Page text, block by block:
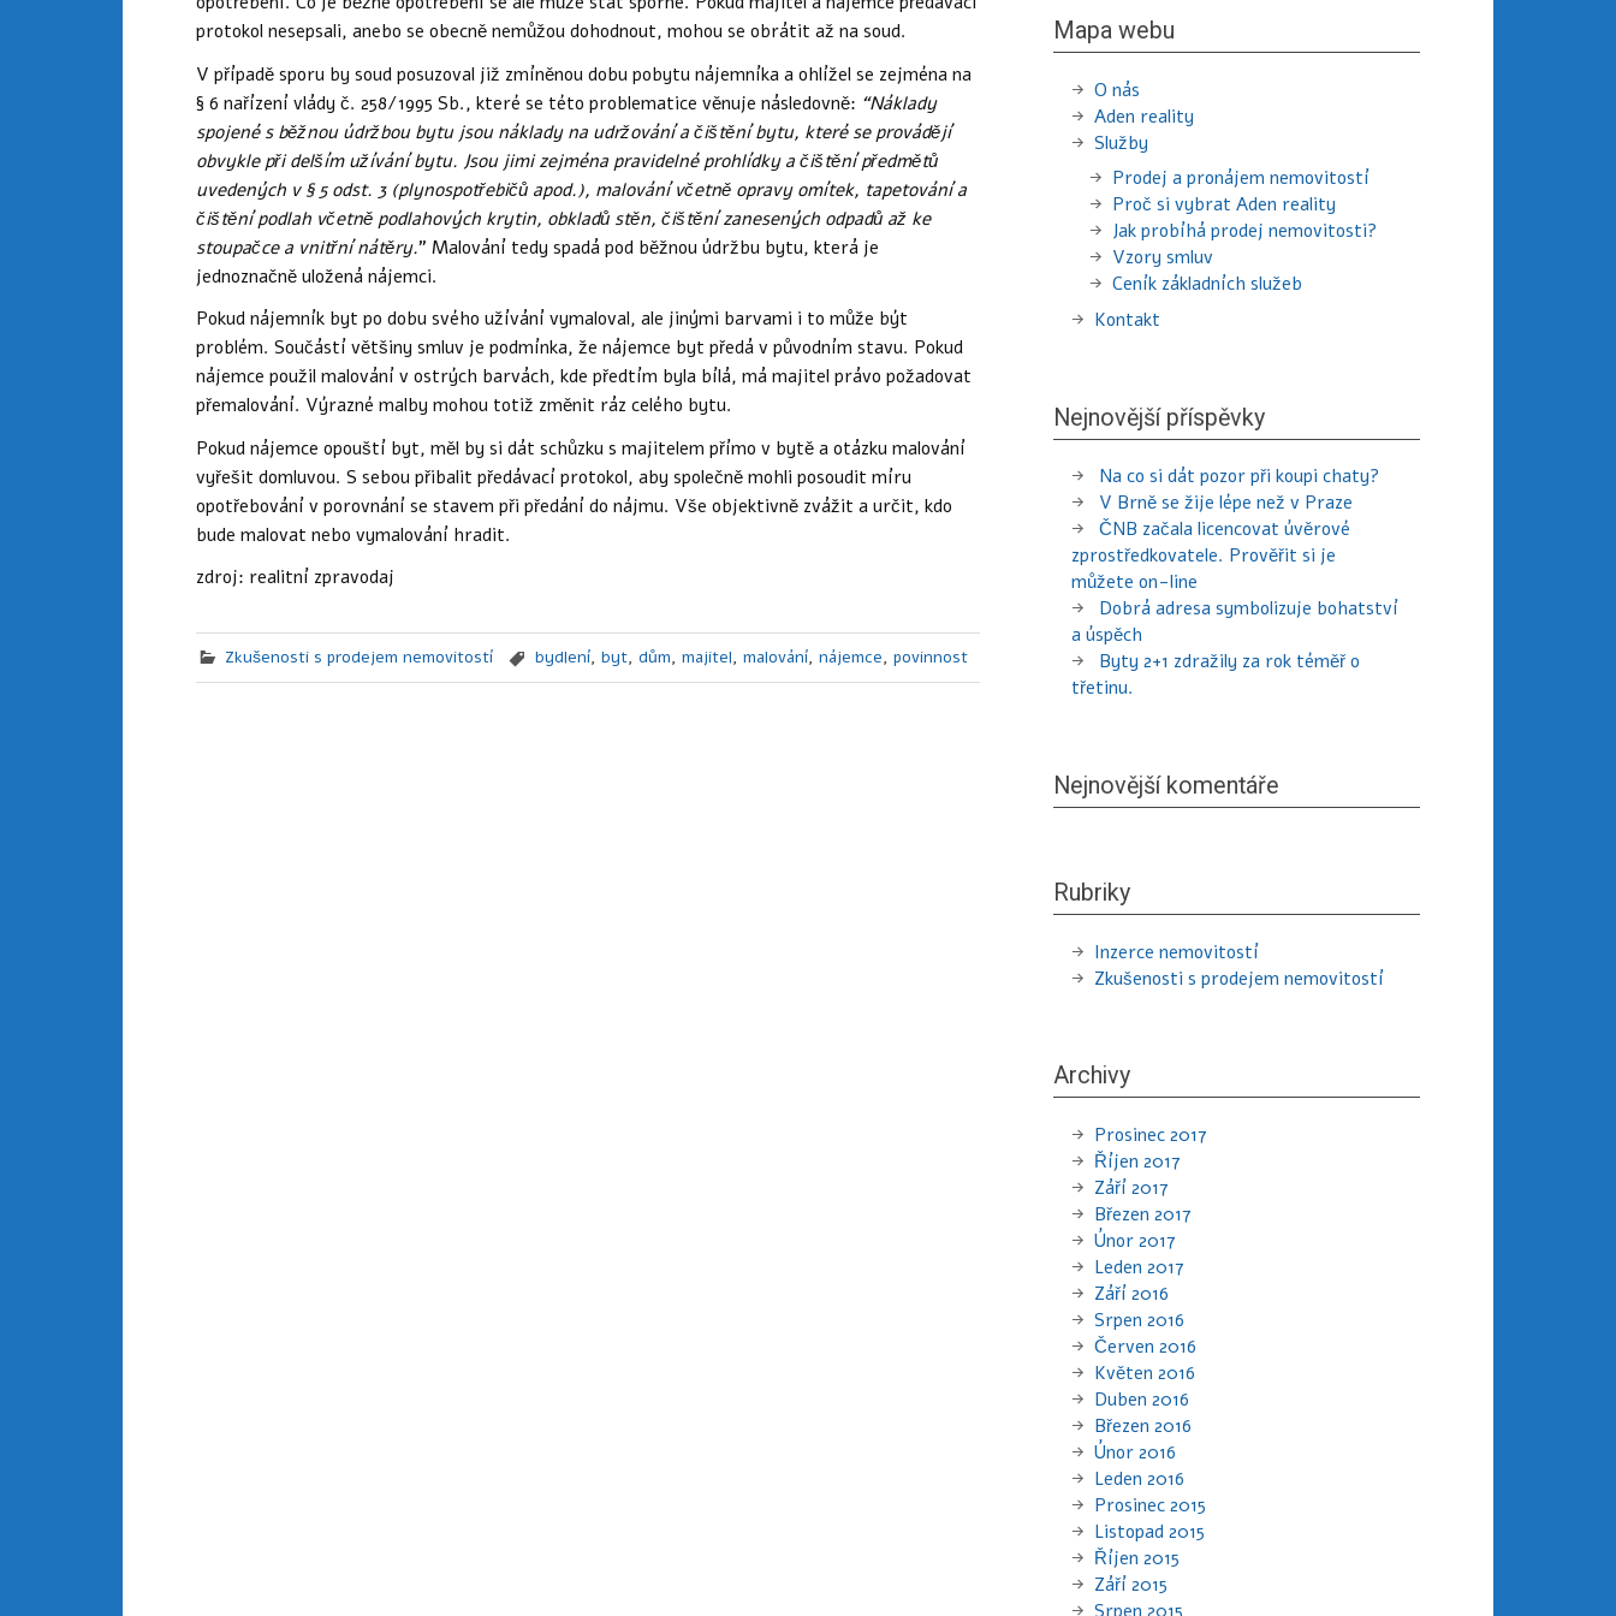
protokol nesepsali, anebo se obecně nemůžou dohodnout, mohou se obrátit až na soud.
V případě sporu by soud posuzoval již zmíněnou dobu pobytu nájemníka a ohlížel se zejména na
§ 6 nařízení vlády č. 258/1995 Sb., které se této problematice věnuje následovně: “Náklady
spojené s běžnou údržbou bytu jsou náklady na udržování a čištění bytu, které se provádějí
obvykle při delším užívání bytu. Jsou jimi zejména pravidelné prohlídky a čištění předmětů
uvedených v § 5 odst. 3 (plynospotřebičů apod.), malování včetně opravy omítek, tapetování a
čištění podlah včetně podlahových krytin, obkladů stěn, čištění zanesených odpadů až ke
stoupačce a vnitřní nátěry.” Malování tedy spadá pod běžnou údržbu bytu, která je
jednoznačně uložená nájemci.
Pokud nájemník byt po dobu svého užívání vymaloval, ale jinými barvami i to může být
problém. Součástí většiny smluv je podmínka, že nájemce byt předá v původním stavu. Pokud
nájemce použil malování v ostrých barvách, kde předtím byla bílá, má majitel právo požadovat
přemalování. Výrazné malby mohou totiž změnit ráz celého bytu.
Pokud nájemce opouští byt, měl by si dát schůzku s majitelem přímo v bytě a otázku malování
vyřešit domluvou. S sebou přibalit předávací protokol, aby společně mohli posoudit míru
opotřebování v porovnání se stavem při předání do nájmu. Vše objektivně zvážit a určit, kdo
bude malovat nebo vymalování hradit.
zdroj: realitní zpravodaj
Zkušenosti s prodejem nemovitostí bydlení, byt, dům, majitel, malování, nájemce, povinnost
Mapa webu
O nás
Aden reality
Služby
Prodej a pronájem nemovitostí
Proč si vybrat Aden reality
Jak probíhá prodej nemovitosti?
Vzory smluv
Ceník základních služeb
Kontakt
Nejnovější příspěvky
Na co si dát pozor při koupi chaty?
V Brně se žije lépe než v Praze
ČNB začala licencovat úvěrové
zprostředkovatele. Prověřit si je
můžete on-line
Dobrá adresa symbolizuje bohatství
a úspěch
Byty 2+1 zdražily za rok téměř o
třetinu.
Nejnovější komentáře
Rubriky
Inzerce nemovitostí
Zkušenosti s prodejem nemovitostí
Archivy
Prosinec 2017
Říjen 2017
Září 2017
Březen 2017
Únor 2017
Leden 2017
Září 2016
Srpen 2016
Červen 2016
Květen 2016
Duben 2016
Březen 2016
Únor 2016
Leden 2016
Prosinec 2015
Listopad 2015
Říjen 2015
Září 2015
Srpen 2015